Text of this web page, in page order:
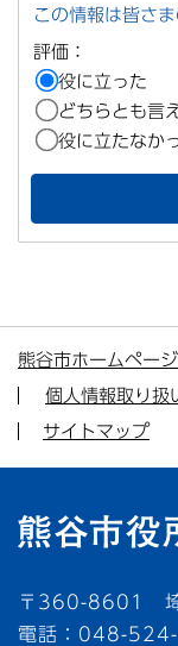
この情報は皆さ
評価：
役に立った
どちらとも言
役に立たなか
熊谷市ホームペー
個人情報取り扱
サイトマップ
〒360-8601 埼
電話：048-